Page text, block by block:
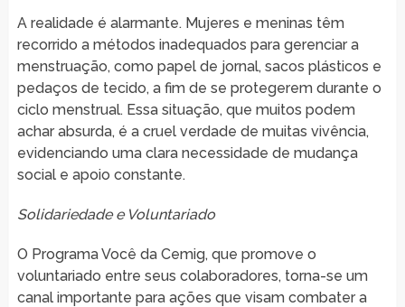
A realidade é alarmante. Mujeres e meninas têm
recorrido a métodos inadequados para gerenciar a
menstruação, como papel de jornal, sacos plásticos e
pedaços de tecido, a fim de se protegerem durante o
ciclo menstrual. Essa situação, que muitos podem
achar absurda, é a cruel verdade de muitas vivência,
evidenciando uma clara necessidade de mudança
social e apoio constante.
Solidariedade e Voluntariado
O Programa Você da Cemig, que promove o
voluntariado entre seus colaboradores, torna-se um
canal importante para ações que visam combater a